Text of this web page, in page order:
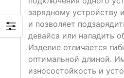
зарядному устройству
и позволяет
девайса или наладить
Изделие отличается
оптимальной длиной.
износостойкость и